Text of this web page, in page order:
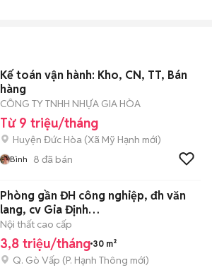
Kế toán vận hành: Kho, CN, TT, Bán
hàng
CÔNG TY TNHH NHỰA GIA HÒA
Từ 9 triệu/tháng
Huyện Đức Hòa (Xã Mỹ Hạnh mới)
Bình 8 đã bán
Phòng gần ĐH công nghiệp, đh văn
lang, cv Gia Định…
Nội thất cao cấp
3,8 triệu/tháng 30 m²
Q. Gò Vấp (P. Hạnh Thông mới)